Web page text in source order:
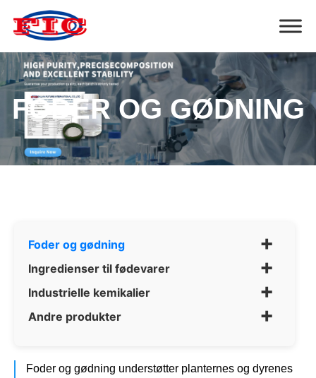
FODER OG GØDNING
Foder og gødning +
Ingredienser til fødevarer +
Industrielle kemikalier +
Andre produkter +
Foder og gødning understøtter planternes og dyrenes